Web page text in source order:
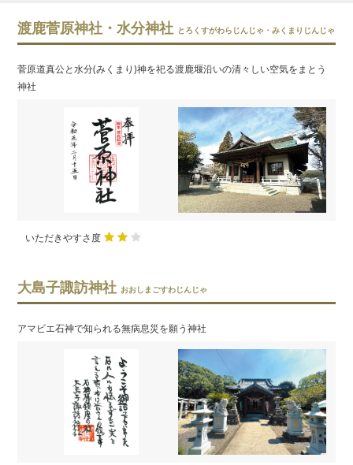
渡鹿菅原神社・水分神社 とろくすがわらじんじゃ・みくまりじんじゃ
菅原道真公と水分(みくまり)神を祀る渡鹿堰沿いの清々しい空気をまとう
神社
いただきやすさ度
大島子諏訪神社 おおしまごすわじんじゃ
アマビエ石神で知られる無病息災を願う神社